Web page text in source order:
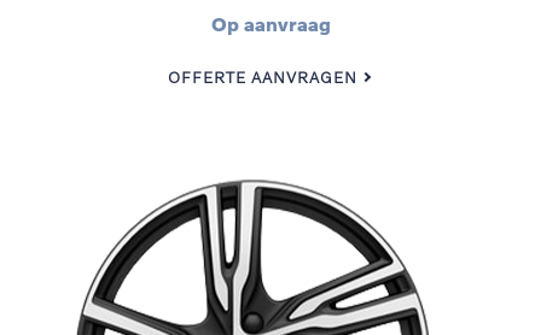
Op aanvraag
OFFERTE AANVRAGEN